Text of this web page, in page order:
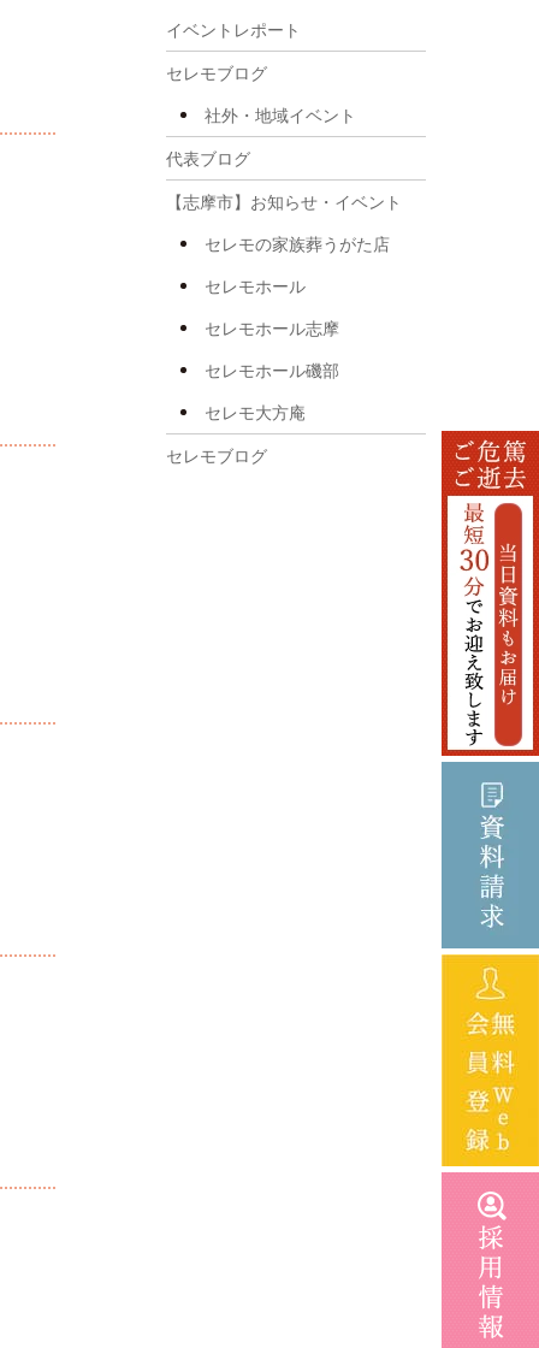
2025年9月
2025年7月
2025年6月
2024年10月
2024年7月
2024年6月
イベントレポート
セレモブログ
社外・地域イベント
代表ブログ
【志摩市】お知らせ・イベント
セレモの家族葬うがた店
セレモホール
セレモホール志摩
セレモホール磯部
セレモ大方庵
セレモブログ